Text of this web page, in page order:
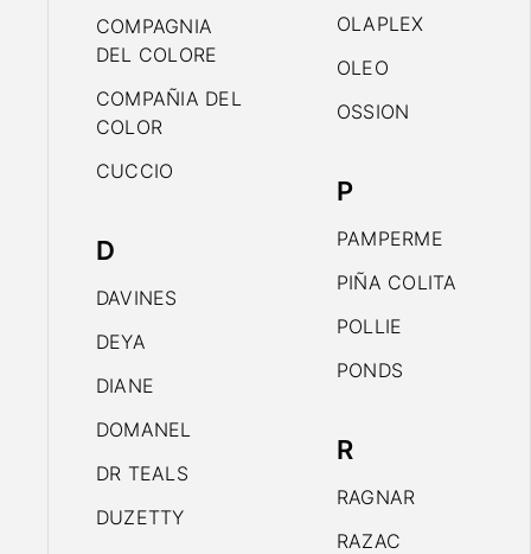
COMPAGNIA
DEL COLORE
COMPAÑIA DEL
COLOR
CUCCIO
D
DAVINES
DEYA
DIANE
DOMANEL
DR TEALS
DUZETTY
OLAPLEX
OLEO
OSSION
P
PAMPERME
PIÑA COLITA
POLLIE
PONDS
R
RAGNAR
RAZAC